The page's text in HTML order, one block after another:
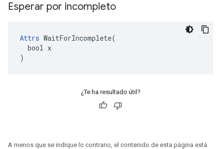
Esperar por incompleto
Attrs WaitForIncomplete(
  bool x
)
¿Te ha resultado útil?
A menos que se indique lo contrario, el contenido de esta página está